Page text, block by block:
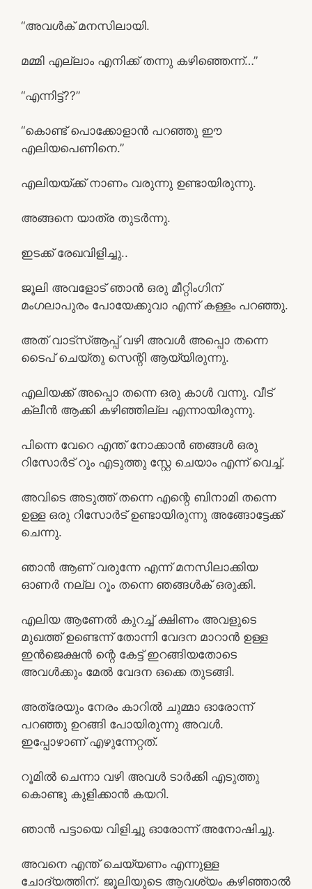
“അവൾക് മനസിലായി.
മമ്മി എല്ലാം എനിക്ക് തന്നു കഴിഞ്ഞെന്ന്…”
“എന്നിട്ട്??”
“കൊണ്ട് പൊക്കോളാൻ പറഞ്ഞു ഈ
എലിയപെണിനെ.”
എലിയയ്ക്ക് നാണം വരുന്നു ഉണ്ടായിരുന്നു.
അങ്ങനെ യാത്ര തുടർന്നു.
ഇടക്ക് രേഖവിളിച്ചു..
ജൂലി അവളോട് ഞാൻ ഒരു മീറ്റിംഗിന്
മംഗലാപുരം പോയേക്കുവാ എന്ന് കള്ളം പറഞ്ഞു.
അത് വാട്സ്ആപ്പ് വഴി അവൾ അപ്പൊ തന്നെ
ടൈപ് ചെയ്തു സെന്റി ആയ്യിരുന്നു.
എലിയക്ക് അപ്പൊ തന്നെ ഒരു കാൾ വന്നു. വീട്
ക്ലീൻ ആക്കി കഴിഞ്ഞില്ല എന്നായിരുന്നു.
പിന്നെ വേറെ എന്ത് നോക്കാൻ ഞങ്ങൾ ഒരു
റിസോർട് റൂം എടുത്തു സ്റ്റേ ചെയാം എന്ന് വെച്ച്.
അവിടെ അടുത്ത് തന്നെ എന്റെ ബിനാമി തന്നെ
ഉള്ള ഒരു റിസോർട് ഉണ്ടായിരുന്നു അങ്ങോട്ടേക്ക്
ചെന്നു.
ഞാൻ ആണ് വരുന്നേ എന്ന് മനസിലാക്കിയ
ഓണർ നല്ല റൂം തന്നെ ഞങ്ങൾക് ഒരുക്കി.
എലിയ ആണേൽ കുറച്ച് ക്ഷിണം അവളുടെ
മുഖത്ത് ഉണ്ടെന്ന് തോന്നി വേദന മാറാൻ ഉള്ള
ഇൻജെക്ഷൻ ന്റെ കേട്ട് ഇറങ്ങിയതോടെ
അവൾക്കും മേൽ വേദന ഒക്കെ തുടങ്ങി.
അത്രേയും നേരം കാറിൽ ചുമ്മാ ഓരോന്ന്
പറഞ്ഞു ഉറങ്ങി പോയിരുന്നു അവൾ.
ഇപ്പോഴാണ് എഴുന്നേറ്റത്.
റൂമിൽ ചെന്നാ വഴി അവൾ ടാർക്കി എടുത്തു
കൊണ്ടു കുളിക്കാൻ കയറി.
ഞാൻ പട്ടായെ വിളിച്ചു ഓരോന്ന് അനോഷിച്ചു.
അവനെ എന്ത് ചെയ്യണം എന്നുള്ള
ചോദ്യത്തിന്. ജൂലിയുടെ ആവശ്യം കഴിഞ്ഞാൽ